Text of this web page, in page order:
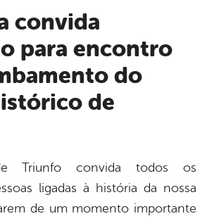
para encontro
do
de
Triunfo convida todos os
ligadas à história da nossa
de um momento importante